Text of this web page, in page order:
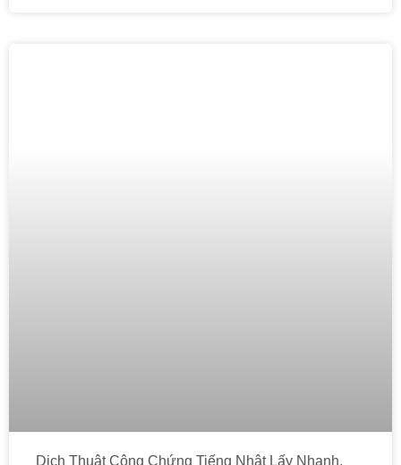
Dịch Thuật Công Chứng Tiếng Nhật Lấy Nhanh,